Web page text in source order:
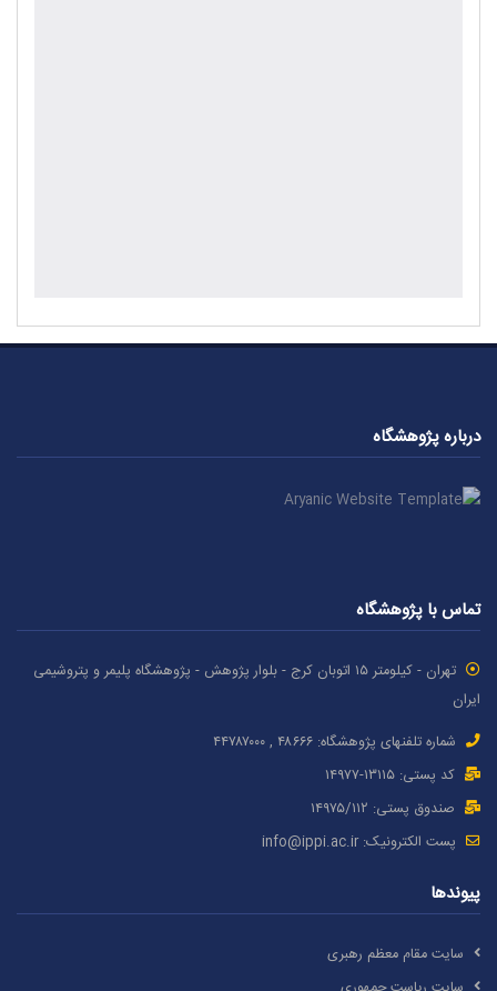
درباره پژوهشگاه
تماس با پژوهشگاه
تهران - کیلومتر ۱۵ اتوبان کرج - بلوار پژوهش - پژوهشگاه پلیمر و پتروشیمی
ایران
شماره تلفنهای پژوهشگاه: ۴۸۶۶۶ , ۴۴۷۸۷٠٠٠
کد پستی: ۱٣۱۱۵-۱۴۹۷۷
صندوق پستی: ۱۴۹۷۵/١١۲
پست الکترونیک:info@ippi.ac.ir
پیوندها
سایت مقام معظم رهبری